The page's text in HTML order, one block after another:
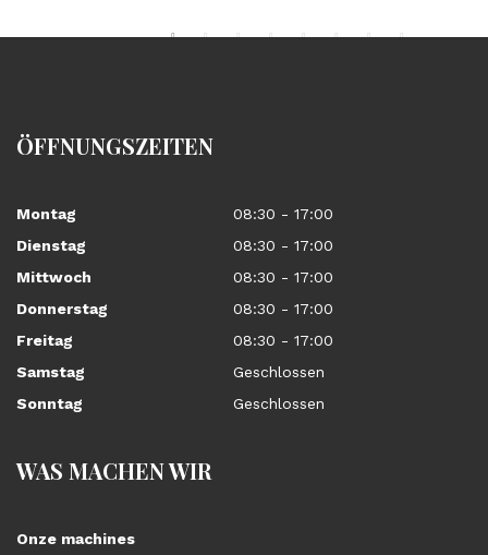
ÖFFNUNGSZEITEN
Montag
08:30 - 17:00
Dienstag
08:30 - 17:00
Mittwoch
08:30 - 17:00
Donnerstag
08:30 - 17:00
Freitag
08:30 - 17:00
Samstag
Geschlossen
Sonntag
Geschlossen
WAS MACHEN WIR
Onze machines